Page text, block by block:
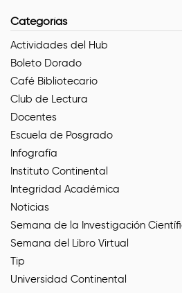
Categorías
Actividades del Hub
Boleto Dorado
Café Bibliotecario
Club de Lectura
Docentes
Escuela de Posgrado
Infografía
Instituto Continental
Integridad Académica
Noticias
Semana de la Investigación
Semana del Libro Virtual
Tip
Universidad Continental